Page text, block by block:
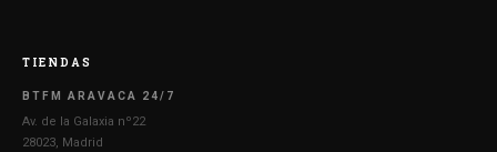
TIENDAS
BTFM ARAVACA 24/7
Av. de la Galaxia nº22
28023, Madrid